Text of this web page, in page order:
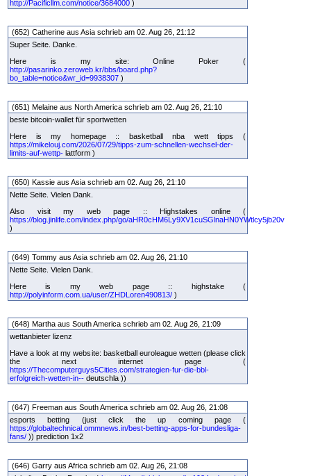
http://Pacificllm.com/notice/3684000 )
(652) Catherine aus Asia schrieb am 02. Aug 26, 21:12
Super Seite. Danke.
Here is my site: Online Poker (
http://pasarinko.zeroweb.kr/bbs/board.php?
bo_table=notice&wr_id=9938307 )
(651) Melaine aus North America schrieb am 02. Aug 26, 21:10
beste bitcoin-wallet für sportwetten
Here is my homepage :: basketball nba wett tipps (
https://mikelouj.com/2026/07/29/tipps-zum-schnellen-wechsel-der-
limits-auf-wettp- lattform )
(650) Kassie aus Asia schrieb am 02. Aug 26, 21:10
Nette Seite. Vielen Dank.
Also visit my web page :: Highstakes online (
https://blog.jinlife.com/index.php/go/aHR0cHM6Ly9XV1cuSGlnaHN0YWtlcy5jb20v
)
(649) Tommy aus Asia schrieb am 02. Aug 26, 21:10
Nette Seite. Vielen Dank.
Here is my web page :: highstake (
http://polyinform.com.ua/user/ZHDLoren490813/ )
(648) Martha aus South America schrieb am 02. Aug 26, 21:09
wettanbieter lizenz
Have a look at my website: basketball euroleague wetten (please click
the next internet page (
https://Thecomputerguys5Cities.com/strategien-fur-die-bbl-
erfolgreich-wetten-in-- deutschla ))
(647) Freeman aus South America schrieb am 02. Aug 26, 21:08
esports betting (just click the up coming page (
https://globaltechnical.ommnews.in/best-betting-apps-for-bundesliga-
fans/ )) prediction 1x2
(646) Garry aus Africa schrieb am 02. Aug 26, 21:08